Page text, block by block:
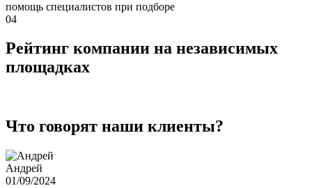
помощь специалистов при подборе
04
Рейтинг компании на независимых
площадках
Что говорят наши клиенты?
Андрей
01/09/2024